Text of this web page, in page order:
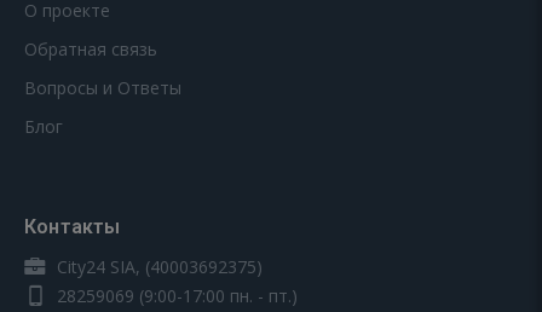
О проекте
Обратная связь
Вопросы и Ответы
Блог
Контакты
City24 SIA, (40003692375)
28259069 (9:00-17:00 пн. - пт.)